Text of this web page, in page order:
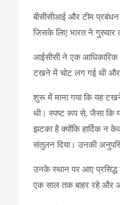
बीसीसीआई और टीम
जिसके लिए भारत ने गुरुवार
आईसीसी ने एक आधिकारिक
टखने में चोट लग गई थी और
शुरू में माना गया कि यह
थी। स्पष्ट रूप से, जैसा कि
झटका है क्योंकि हार्दिक न
संतुलन दिया। उनकी
उनके स्थान पर आए
एक साल तक बाहर रहे और